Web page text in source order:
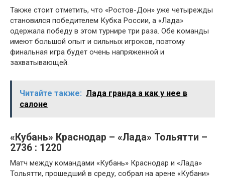
Также стоит отметить, что «Ростов-Дон» уже четырежды
становился победителем Кубка России, а «Лада»
одержала победу в этом турнире три раза. Обе команды
имеют большой опыт и сильных игроков, поэтому
финальная игра будет очень напряженной и
захватывающей.
Читайте также: Лада гранда а как у нее в
салоне
«Кубань» Краснодар – «Лада» Тольятти –
2736 : 1220
Матч между командами «Кубань» Краснодар и «Лада»
Тольятти, прошедший в среду, собрал на арене «Кубани»